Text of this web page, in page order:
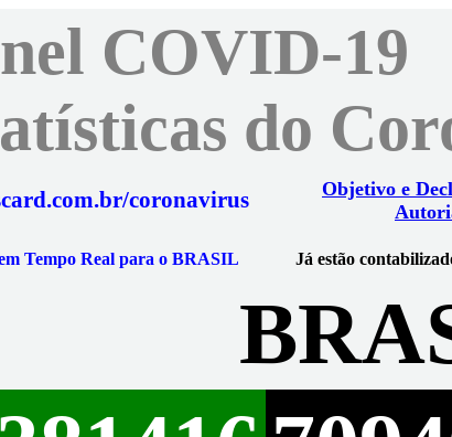
COVID-19
do
coronavirus
Objetivo e
Tempo Real para o BRASIL Já estão